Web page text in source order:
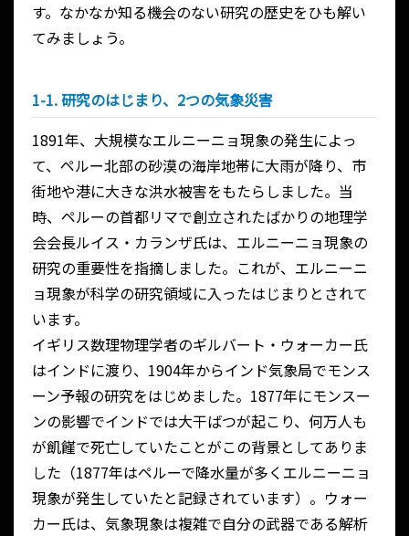
す。なかなか知る機会のない研究の歴史をひも解い
てみましょう。
1-1. 研究のはじまり、2つの気象災害
1891年、大規模なエルニーニョ現象の発生によっ
て、ペルー北部の砂漠の海岸地帯に大雨が降り、市
街地や港に大きな洪水被害をもたらしました。当
時、ペルーの首都リマで創立されたばかりの地理学
会会長ルイス・カランザ氏は、エルニーニョ現象の
研究の重要性を指摘しました。これが、エルニーニ
ョ現象が科学の研究領域に入ったはじまりとされて
います。
イギリス数理物理学者のギルバート・ウォーカー氏
はインドに渡り、1904年からインド気象局でモンス
ーン予報の研究をはじめました。1877年にモンスー
ンの影響でインドでは大干ばつが起こり、何万人も
が飢饉で死亡していたことがこの背景としてありま
した（1877年はペルーで降水量が多くエルニーニョ
現象が発生していたと記録されています）。ウォー
カー氏は、気象現象は複雑で自分の武器である解析